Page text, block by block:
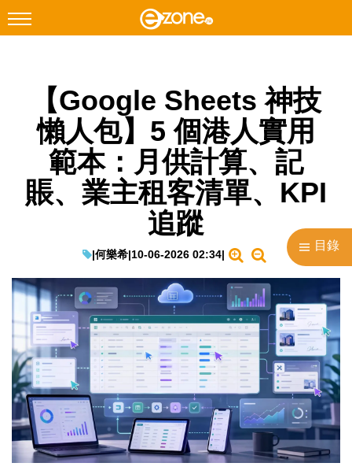
Facebook Instagram
科技焦點
網絡生活
遊戲動漫
IT Times
生成式AI與雲端應用
Enterprise Digital Transformation
特集
目錄
【Google Sheets 神技
懶人包】5 個港人實用
範本：月供計算、記
賬、業主租客清單、KPI
追蹤
|何樂希|10-06-2026 02:34|